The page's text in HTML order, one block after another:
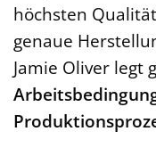
höchsten
genaue
Jamie Oliver legt